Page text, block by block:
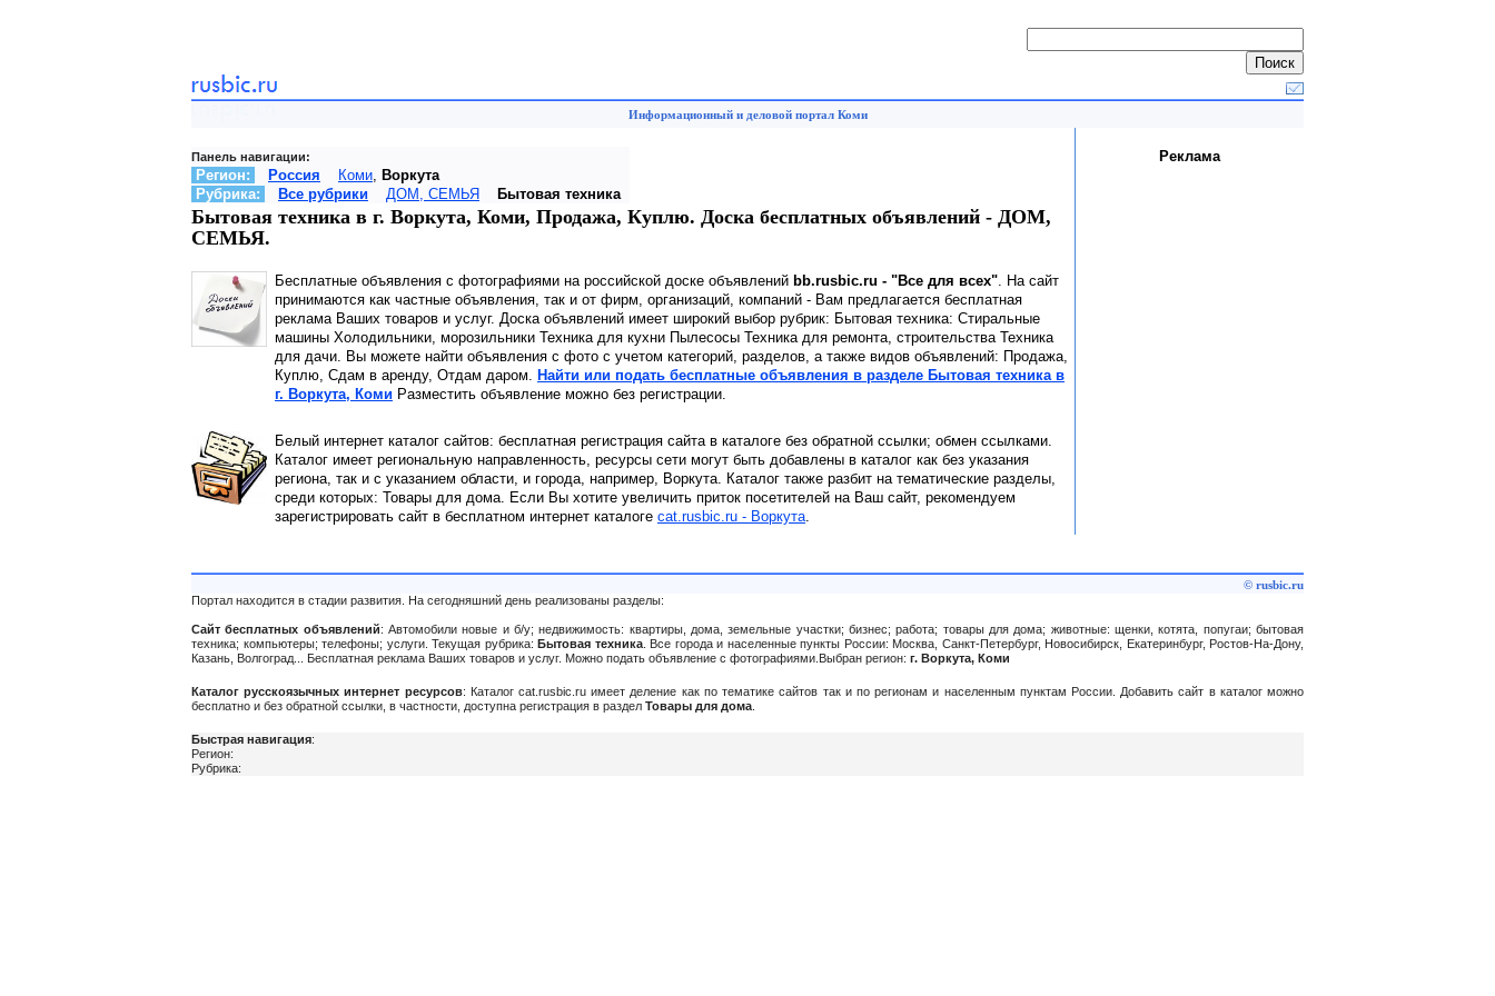
Информационный и деловой портал Коми
Панель навигации:
Регион: Россия Коми, Воркута
Рубрика:
Все рубрики ДОМ, СЕМЬЯ Бытовая техника
Бытовая техника в г. Воркута, Коми, Продажа, Куплю. Доска бесплатных объявлений - ДОМ,
СЕМЬЯ.
Бесплатные объявления с фотографиями на российской доске объявлений bb.rusbic.ru - "Все для всех". На сайт
принимаются как частные объявления, так и от фирм, организаций, компаний - Вам предлагается бесплатная
реклама Ваших товаров и услуг. Доска объявлений имеет широкий выбор рубрик: Бытовая техника: Стиральные
машины Холодильники, морозильники Техника для кухни Пылесосы Техника для ремонта, строительства Техника
для дачи. Вы можете найти объявления с фото с учетом категорий, разделов, а также видов объявлений: Продажа,
Куплю, Сдам в аренду, Отдам даром. Найти или подать бесплатные объявления в разделе Бытовая техника в
г. Воркута, Коми Разместить объявление можно без регистрации.
Белый интернет каталог сайтов: бесплатная регистрация сайта в каталоге без обратной ссылки; обмен ссылками.
Каталог имеет региональную направленность, ресурсы сети могут быть добавлены в каталог как без указания
региона, так и с указанием области, и города, например, Воркута. Каталог также разбит на тематические разделы,
среди которых: Товары для дома. Если Вы хотите увеличить приток посетителей на Ваш сайт, рекомендуем
зарегистрировать сайт в бесплатном интернет каталоге cat.rusbic.ru - Воркута.
Реклама
© rusbic.ru
Портал находится в стадии развития. На сегодняшний день реализованы разделы:
Сайт бесплатных объявлений: Автомобили новые и б/у; недвижимость: квартиры, дома, земельные участки; бизнес; работа; товары для дома; животные: щенки, котята, попугаи; бытовая
техника; компьютеры; телефоны; услуги. Текущая рубрика: Бытовая техника. Все города и населенные пункты России: Москва, Санкт-Петербург, Новосибирск, Екатеринбург, Ростов-На-Дону,
Казань, Волгоград... Бесплатная реклама Ваших товаров и услуг. Можно подать объявление c фотографиями.Выбран регион: г. Воркута, Коми
Каталог русскоязычных интернет ресурсов: Каталог cat.rusbic.ru имеет деление как по тематике сайтов так и по регионам и населенным пунктам России. Добавить сайт в каталог можно
бесплатно и без обратной ссылки, в частности, доступна регистрация в раздел Товары для дома
Быстрая навигация:
Регион:
Рубрика: